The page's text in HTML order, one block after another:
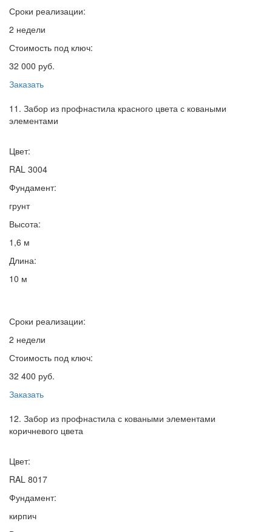
Сроки реализации:
2 недели
Стоимость под ключ:
32 000 руб.
Заказать
11. Забор из профнастила красного цвета с коваными
элементами
Цвет:
RAL 3004
Фундамент:
грунт
Высота:
1,6 м
Длина:
10 м
Сроки реализации:
2 недели
Стоимость под ключ:
32 400 руб.
Заказать
12. Забор из профнастила с коваными элементами
коричневого цвета
Цвет:
RAL 8017
Фундамент:
кирпич